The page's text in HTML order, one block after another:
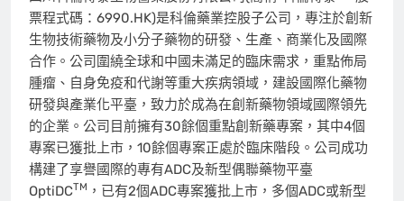
票程式碼：6990.HK)是科倫藥業控股子公司，專注於創新
生物技術藥物及小分子藥物的研發、生產、商業化及國際
合作。公司圍繞全球和中國未滿足的臨床需求，重點佈局
腫瘤、自身免疫和代謝等重大疾病領域，建設國際化藥物
研發與產業化平臺，致力於成為在創新藥物領域國際領先
的企業。公司目前擁有30餘個重點創新藥專案，其中4個
專案已獲批上市，10餘個專案正處於臨床階段。公司成功
構建了享譽國際的專有ADC及新型偶聯藥物平臺
OptiDCTM ，已有2個ADC專案獲批上市，多個ADC或新型